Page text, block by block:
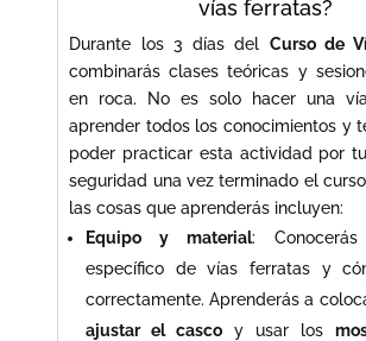
vías ferratas?
Durante los 3 días del Curso de
combinarás clases teóricas y
en roca. No es solo hacer una
aprender todos los conocimientos y
poder practicar esta actividad por
seguridad una vez terminado el
las cosas que aprenderás incluyen:
Equipo y material:
específico de vías ferratas y
correctamente. Aprenderás a
ajustar el casco y usar los